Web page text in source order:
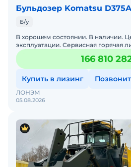
Бульдозер Komatsu
Б/у
В хорошем состоянии. В наличии.
эксплуатации. Сервисная горячая
166 810
Купить в лизинг
05.08.2026
ЛОНЭМ